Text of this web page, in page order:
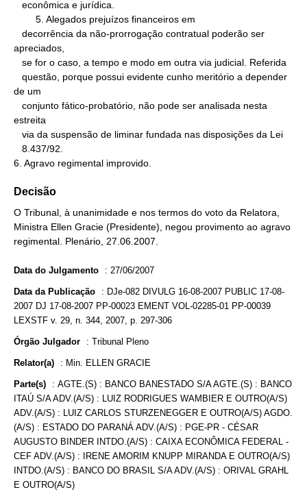
apreciados,
de um
estreita
6. Agravo regimental improvido.
Decisão
O Tribunal, à unanimidade e nos termos do voto da Relatora,
Ministra Ellen Gracie (Presidente), negou provimento ao agravo
regimental. Plenário, 27.06.2007.
Data do Julgamento : 27/06/2007
Data da Publicação : DJe-082 DIVULG 16-08-2007 PUBLIC 17-08-
2007 DJ 17-08-2007 PP-00023 EMENT VOL-02285-01 PP-00039
LEXSTF v. 29, n. 344, 2007, p. 297-306
Órgão Julgador : Tribunal Pleno
Relator(a) : Min. ELLEN GRACIE
Parte(s) : AGTE.(S) : BANCO BANESTADO S/A AGTE.(S) : BANCO
ITAÚ S/A ADV.(A/S) : LUIZ RODRIGUES WAMBIER E OUTRO(A/S)
ADV.(A/S) : LUIZ CARLOS STURZENEGGER E OUTRO(A/S) AGDO.
(A/S) : ESTADO DO PARANÁ ADV.(A/S) : PGE-PR - CÉSAR
AUGUSTO BINDER INTDO.(A/S) : CAIXA ECONÔMICA FEDERAL -
CEF ADV.(A/S) : IRENE AMORIM KNUPP MIRANDA E OUTRO(A/S)
INTDO.(A/S) : BANCO DO BRASIL S/A ADV.(A/S) : ORIVAL GRAHL
E OUTRO(A/S)